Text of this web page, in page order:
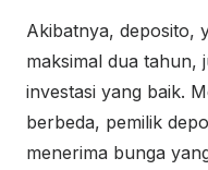
Akibatnya, deposito,
maksimal dua tahun,
investasi yang baik.
berbeda, pemilik
menerima bunga